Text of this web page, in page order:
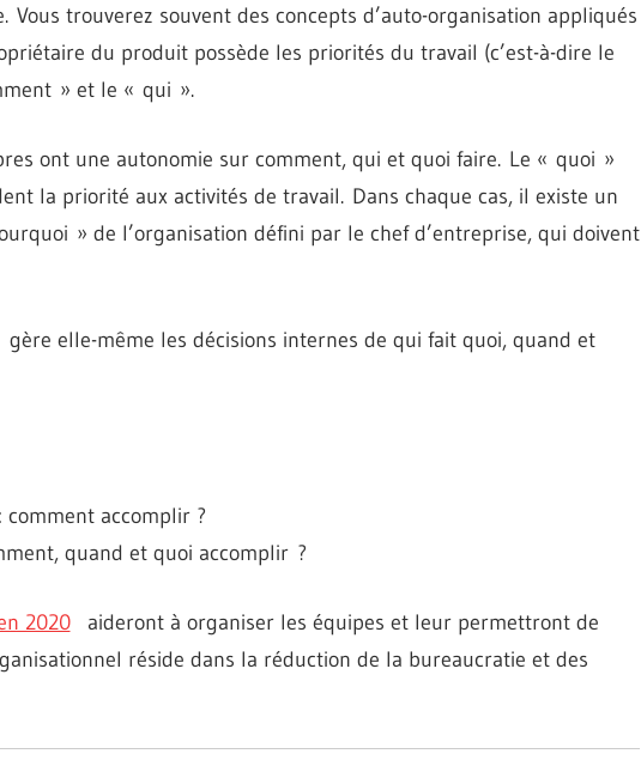
trouverez souvent des concepts d’auto-organisation appliqués
du produit possède les priorités du travail (c’est-à-dire le
» et le « qui ».
ont une autonomie sur comment, qui et quoi faire. Le « quoi »
la priorité aux activités de travail. Dans chaque cas, il existe un
» de l’organisation défini par le chef d’entreprise, qui doivent
gère elle-même les décisions internes de qui fait quoi, quand et
comment accomplir ?
quand et quoi accomplir ?
2020aideront à organiser les équipes et leur permettront de
réside dans la réduction de la bureaucratie et des